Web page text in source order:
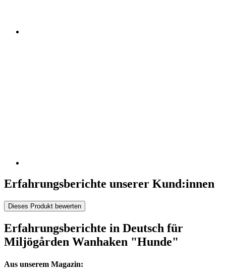
Erfahrungsberichte unserer Kund:innen
Dieses Produkt bewerten
Erfahrungsberichte in Deutsch für
Miljögården Wanhaken "Hunde"
Aus unserem Magazin: